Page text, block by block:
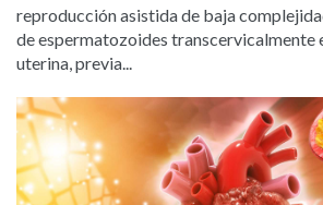
reproducción asistida de baja
de espermatozoides transcervicalmente
uterina, previa...